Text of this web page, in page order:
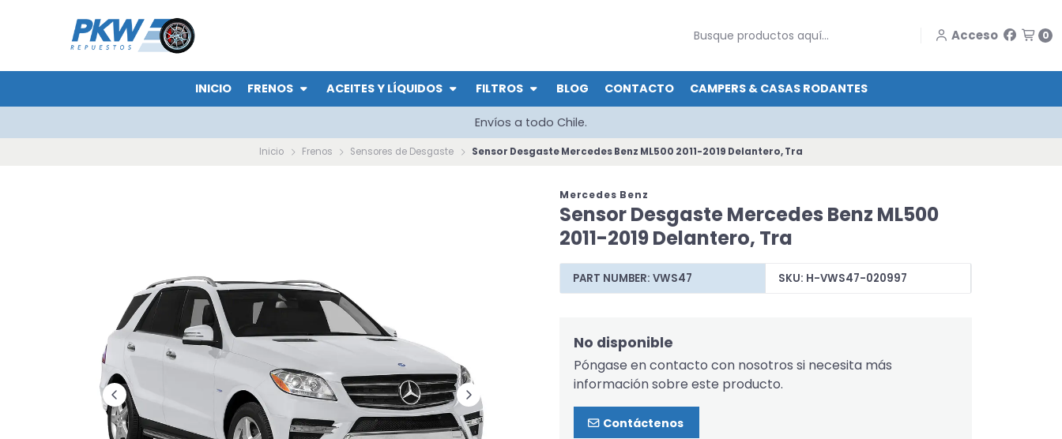
Acceso 0
INICIO FRENOS ACEITES Y LÍQUIDOS FILTROS BLOG CONTACTO CAMPERS & CASAS RODANTES
Envíos a todo Chile.
Inicio Frenos Sensores de Desgaste Sensor Desgaste Mercedes Benz ML500 2011-2019 Delantero, Tra
Mercedes Benz
Sensor Desgaste Mercedes Benz ML500
2011-2019 Delantero, Tra
PART NUMBER: VWS47 SKU: H-VWS47-020997
No disponible
Póngase en contacto con nosotros si necesita más
información sobre este producto.
Contáctenos